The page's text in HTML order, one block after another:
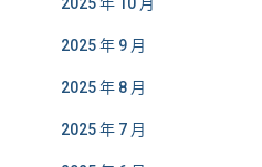
2025 年 9 月
2025 年 8 月
2025 年 7 月